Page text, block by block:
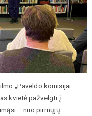
„Paveldo komisijai –
kvietė pažvelgti į
– nuo pirmųjų